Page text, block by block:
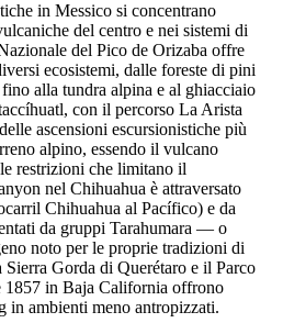
in Messico si concentrano
del centro e nei sistemi di
del Pico de Orizaba offre
ecosistemi, dalle foreste di pini
alla tundra alpina e al ghiacciaio
con il percorso La Arista
ascensioni escursionistiche più
alpino, essendo il vulcano
restrizioni che limitano il
nel Chihuahua è attraversato
Chihuahua al Pacífico) e da
da gruppi Tarahumara — o
noto per le proprie tradizioni di
Gorda di Querétaro e il Parco
1857 in Baja California offrono
ambienti meno antropizzati.